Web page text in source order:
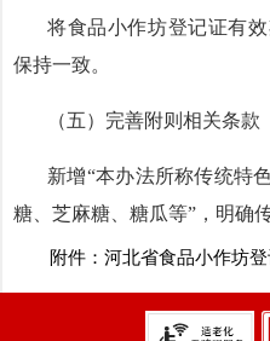
将食品小作坊登记证有
保持一致。
（五）完善附则相关条款
新增“本办法所称传统特
糖、芝麻糖、糖瓜等”，明确
附件：河北省食品小作坊登